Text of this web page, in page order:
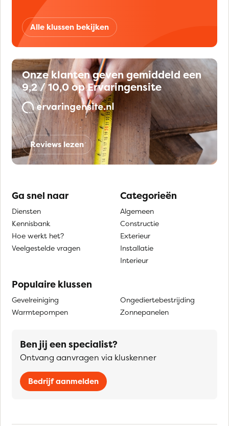
Alle klussen bekijken
Onze klanten geven gemiddeld een
9,2 / 10,0 op Ervaringensite
Reviews lezen
Ga snel naar
Diensten
Kennisbank
Hoe werkt het?
Veelgestelde vragen
Categorieën
Algemeen
Constructie
Exterieur
Installatie
Interieur
Populaire klussen
Gevelreiniging
Warmtepompen
Ongediertebestrijding
Zonnepanelen
Ben jij een specialist?
Ontvang aanvragen via kluskenner
Bedrijf aanmelden